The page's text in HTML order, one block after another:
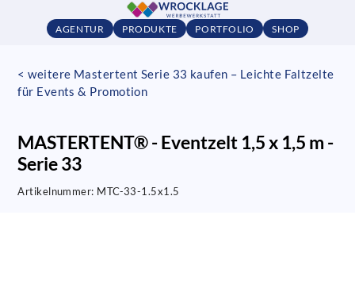
AGENTUR PRODUKTE PORTFOLIO SHOP
< weitere Mastertent Serie 33 kaufen – Leichte Faltzelte
für Events & Promotion
MASTERTENT® - Eventzelt 1,5 x 1,5 m -
Serie 33
Artikelnummer: MTC-33-1.5x1.5